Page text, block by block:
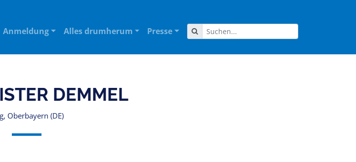
Anmeldung Alles drumherum Presse
DEMMEL
Oberbayern (DE)